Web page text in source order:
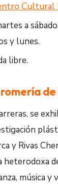
Cultural
a
y lunes.
libre.
se
y Rivas
música y